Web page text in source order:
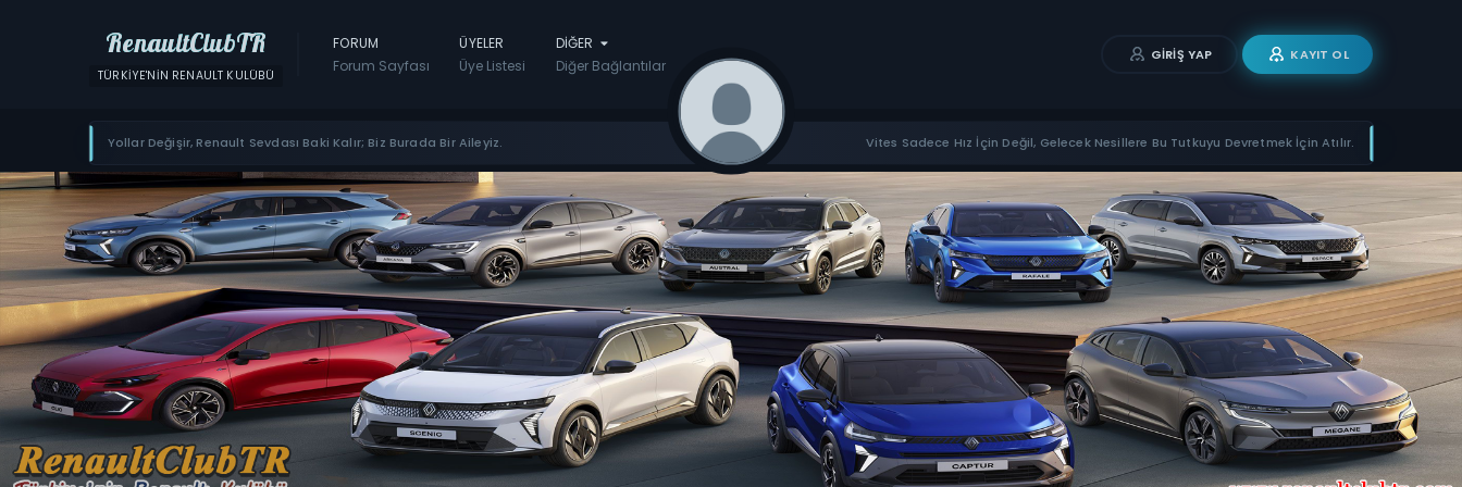
RenaultClubTR
TÜRKIYE'NIN RENAULT KULÜBÜ
FORUM
Forum Sayfası
ÜYELER
Üye Listesi
DIĞER
Diğer Bağlantılar
GIRIŞ YAP KAYIT OL
Yollar Değişir, Renault Sevdası Baki Kalır; Biz Burada Bir Aileyiz. Vites Sadece Hız İçin Değil, Gelecek Nesillere Bu Tutkuyu Devretmek İçin Atılır.